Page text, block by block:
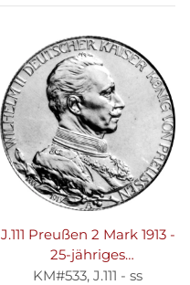
J.111 Preußen 2 Mark 1913 -
25-jähriges
Regierungsjubiläum -
KM#533, J.111 - ss